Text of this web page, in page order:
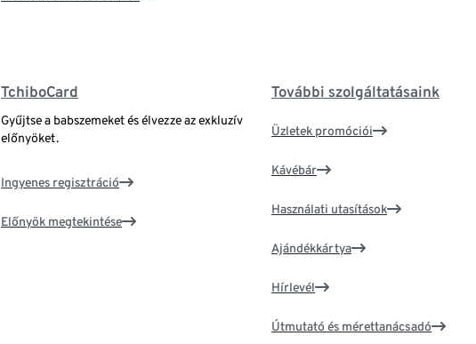
TchiboCard
Gyűjtse a babszemeket és élvezze az exkluzív
előnyöket.
Ingyenes regisztráció
Előnyök megtekintése
További szolgáltatásaink
Üzletek promóciói
Kávébár
Használati utasítások
Ajándékkártya
Hírlevél
Útmutató és mérettanácsadó